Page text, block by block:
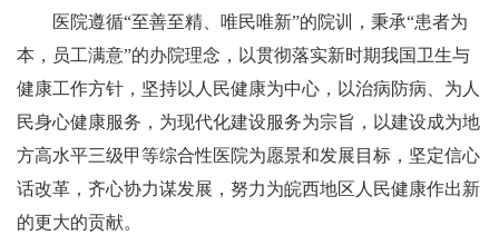
医院遵循“至善至精、唯民唯新”的院训，秉承“患者为
本，员工满意”的办院理念，以贯彻落实新时期我国卫生与
健康工作方针，坚持以人民健康为中心，以治病防病、为人
民身心健康服务，为现代化建设服务为宗旨，以建设成为地
方高水平三级甲等综合性医院为愿景和发展目标，坚定信心
话改革，齐心协力谋发展，努力为皖西地区人民健康作出新
的更大的贡献。